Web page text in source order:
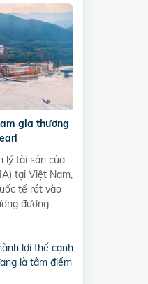
gia thương
lý tài sản của
tại Việt Nam,
tế rót vào
đương
lợi thế cạnh
là tâm điểm